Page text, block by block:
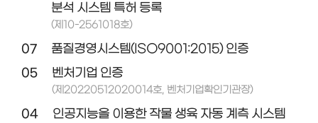
분석 시스템 특허 등록
(제10-2561018호)
07
품질경영시스템(ISO9001:2015) 인증
05
벤처기업 인증
(제20220512020014호, 벤처기업확인기관장)
04
인공지능을 이용한 작물 생육 자동 계측 시스템